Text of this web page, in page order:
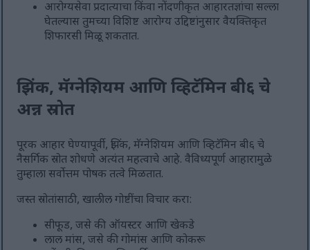
आरोग्यसेवा प्रदात्याचा किंवा नोंदणीकृत आहारतज्ञांचा सल्ला
घेतल्यास तुमच्या विशिष्ट आरोग्य उद्दिष्टांनुसार वैयक्तिकृत
शिफारसी मिळू शकतात.
झिंक, मॅग्नेशियम आणि व्हिटॅमिन बी६ चे
अन्न स्रोत
पूरक आहार घेण्यापूर्वी, झिंक, मॅग्नेशियम आणि व्हिटॅमिन बी६ चे
नैसर्गिक स्रोत शोधणे अत्यंत महत्वाचे आहे. वैविध्यपूर्ण आहारामुळे
तुम्हाला सर्वोत्तम पोषक तत्वे मिळतात.
जस्त स्रोतांसाठी, खालील गोष्टींचा विचार करा:
सीफूड, जसे की ऑयस्टर आणि खेकडे
लाल मांस, जसे की गोमांस आणि कोकरू